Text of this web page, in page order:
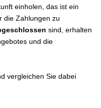
einholen, das ist ein
die Zahlungen zu
sind, erhalten
und die
vergleichen Sie dabei